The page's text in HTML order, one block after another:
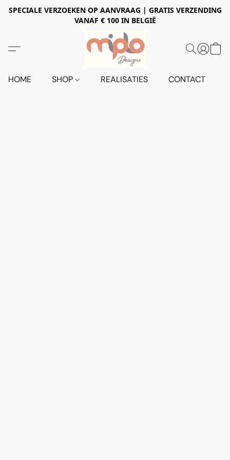
SPECIALE VERZOEKEN OP AANVRAAG | GRATIS VERZENDING
VANAF € 100 IN BELGIË
HOME SHOP REALISATIES CONTACT